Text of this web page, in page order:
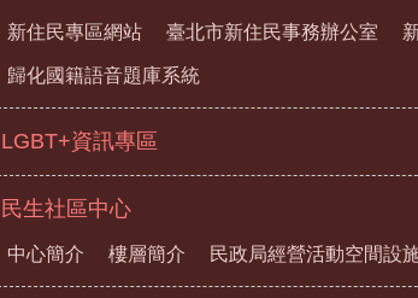
新住民專區網站 臺北市新住民事務辦公室
歸化國籍語音題庫系統
LGBT+資訊專區
民生社區中心
中心簡介 樓層簡介 民政局經營活動空間設